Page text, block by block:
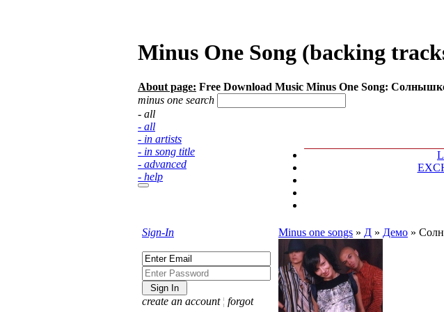
Minus One Song (backing
About page: Free Download Music Minus One Song:
minus one search
- all
- all
- in artists
- in song title
- advanced
- help
Sign-In
create an account ¦ forgot
Minus one songs » Д » Демо »